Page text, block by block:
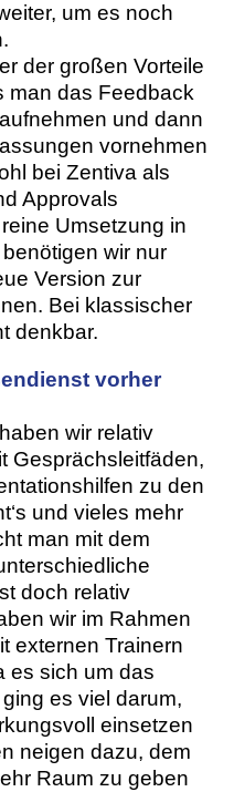
um es noch
der großen Vorteile
man das Feedback
und dann
vornehmen
bei Zentiva als
Approvals
Umsetzung in
wir nur
Version zur
Bei klassischer
denkbar.
vorher
wir relativ
Gesprächsleitfäden,
zu den
und vieles mehr
man mit dem
doch relativ
wir im Rahmen
externen Trainern
es sich um das
es viel darum,
einsetzen
neigen dazu, dem
Raum zu geben